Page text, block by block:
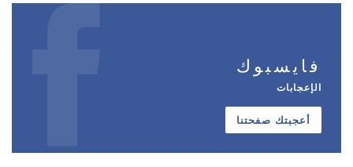
فايسبوك
الإعجابات
أعجبتك صفحتنا